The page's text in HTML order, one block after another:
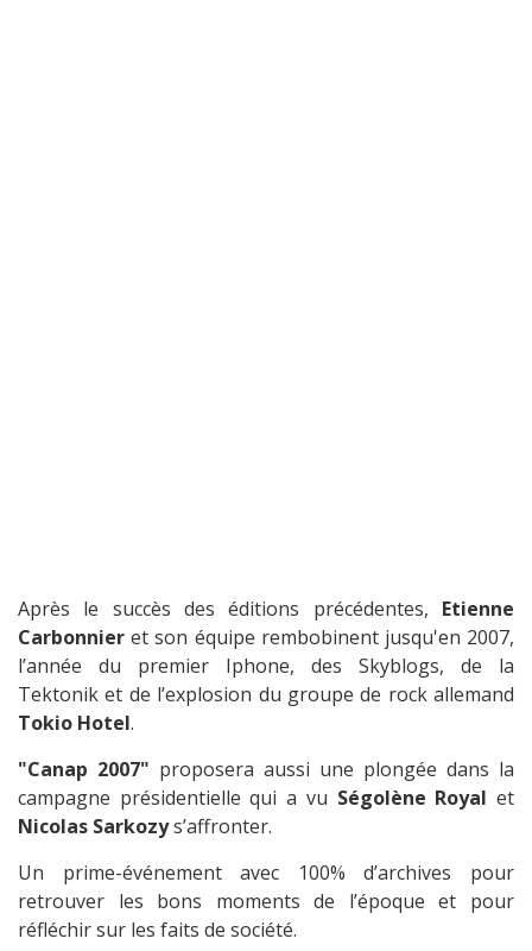
Après le succès des éditions précédentes, Etienne
Carbonnier et son équipe rembobinent jusqu'en 2007,
l’année du premier Iphone, des Skyblogs, de la
Tektonik et de l’explosion du groupe de rock allemand
Tokio Hotel.
"Canap 2007" proposera aussi une plongée dans la
campagne présidentielle qui a vu Ségolène Royal et
Nicolas Sarkozys’affronter.
Un prime-événement avec 100% d’archives pour
retrouver les bons moments de l’époque et pour
réfléchir sur les faits de société.